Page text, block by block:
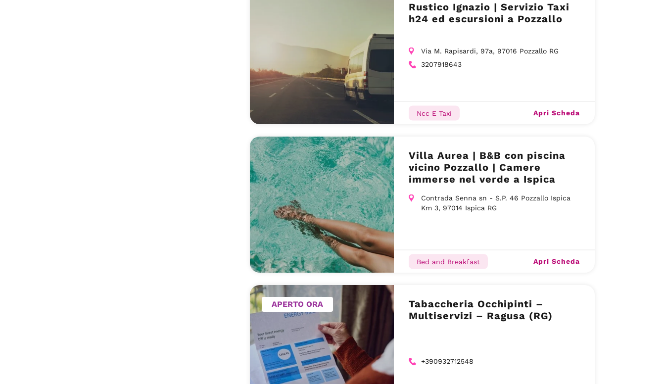
Rustico Ignazio | Servizio Taxi
h24 ed escursioni a Pozzallo
Via M. Rapisardi, 97a, 97016 Pozzallo RG
3207918643
Ncc E Taxi Apri Scheda
Villa Aurea | B&B con piscina
vicino Pozzallo | Camere
immerse nel verde a Ispica
Contrada Senna sn - S.P. 46 Pozzallo Ispica
Km 3, 97014 Ispica RG
Bed and Breakfast Apri Scheda
APERTO ORA
Tabaccheria Occhipinti –
Multiservizi – Ragusa (RG)
+390932712548